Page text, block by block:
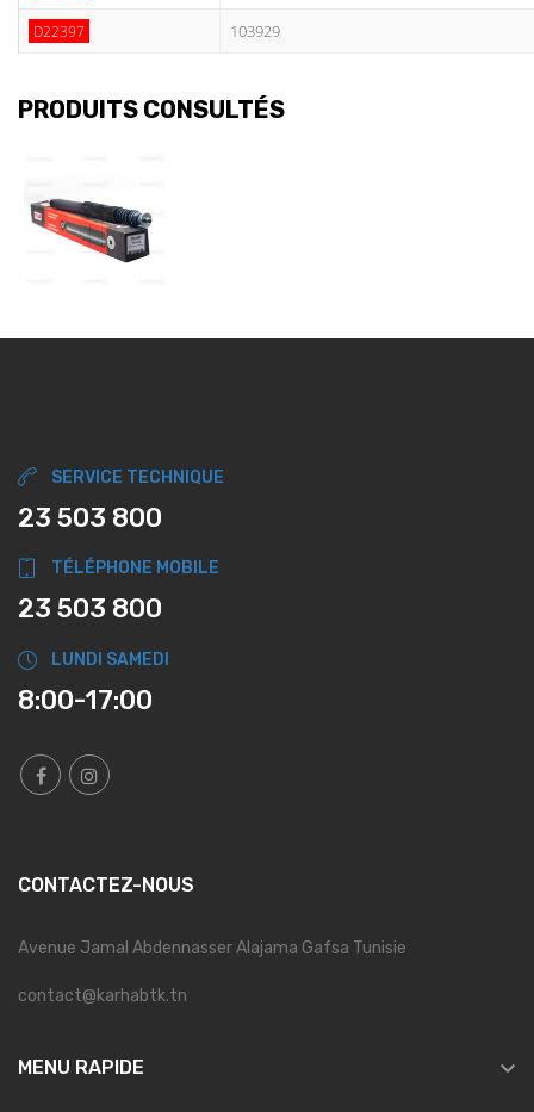
D22397 103929
PRODUITS CONSULTÉS
SERVICE TECHNIQUE
23 503 800
TÉLÉPHONE MOBILE
23 503 800
LUNDI SAMEDI
8:00-17:00
CONTACTEZ-NOUS
Avenue Jamal Abdennasser Alajama Gafsa Tunisie
contact@karhabtk.tn
MENU RAPIDE 